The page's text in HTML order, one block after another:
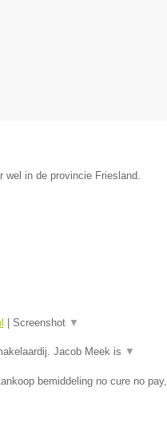
wel in de provincie Friesland.
Screenshot ▼
Jacob Meek is ▼
bemiddeling no cure no pay,